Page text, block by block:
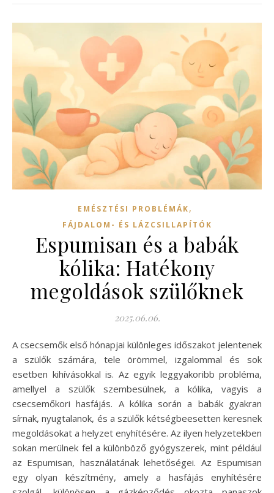
EMÉSZTÉSI PROBLÉMÁK,
FÁJDALOM- ÉS LÁZCSILLAPÍTÓK
Espumisan és a babák
kólika: Hatékony
megoldások szülőknek
2025.06.06.
A csecsemők első hónapjai különleges időszakot jelentenek
a szülők számára, tele örömmel, izgalommal és sok
esetben kihívásokkal is. Az egyik leggyakoribb probléma,
amellyel a szülők szembesülnek, a kólika, vagyis a
csecsemőkori hasfájás. A kólika során a babák gyakran
sírnak, nyugtalanok, és a szülők kétségbeesetten keresnek
megoldásokat a helyzet enyhítésére. Az ilyen helyzetekben
sokan merülnek fel a különböző gyógyszerek, mint például
az Espumisan, használatának lehetőségei. Az Espumisan
egy olyan készítmény, amely a hasfájás enyhítésére